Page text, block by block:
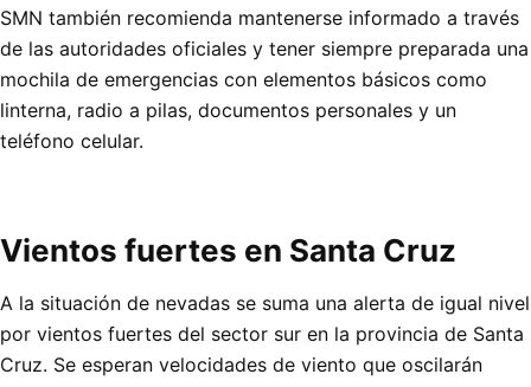
SMN también recomienda mantenerse informado a través
de las autoridades oficiales y tener siempre preparada una
mochila de emergencias con elementos básicos como
linterna, radio a pilas, documentos personales y un
teléfono celular.
Vientos fuertes en Santa Cruz
A la situación de nevadas se suma una alerta de igual nivel
por vientos fuertes del sector sur en la provincia de Santa
Cruz. Se esperan velocidades de viento que oscilarán